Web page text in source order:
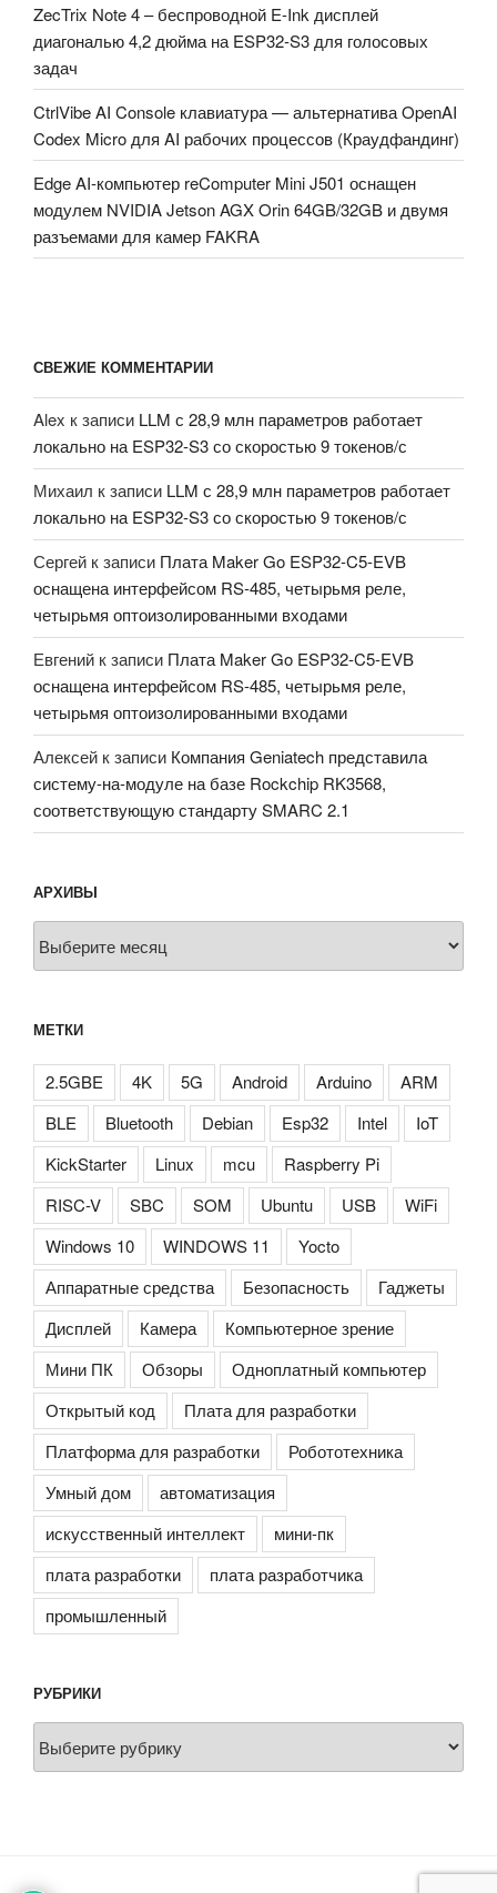
ZecTrix Note 4 – беспроводной E-Ink дисплей
диагональю 4,2 дюйма на ESP32-S3 для голосовых
задач
CtrlVibe AI Console клавиатура — альтернатива OpenAI
Codex Micro для AI рабочих процессов (Краудфандинг)
Edge AI-компьютер reComputer Mini J501 оснащен
модулем NVIDIA Jetson AGX Orin 64GB/32GB и двумя
разъемами для камер FAKRA
СВЕЖИЕ КОММЕНТАРИИ
Alex к записи LLM с 28,9 млн параметров работает
локально на ESP32-S3 со скоростью 9 токенов/с
Михаил к записи LLM с 28,9 млн параметров работает
локально на ESP32-S3 со скоростью 9 токенов/с
Сергей к записи Плата Maker Go ESP32-C5-EVB
оснащена интерфейсом RS-485, четырьмя реле,
четырьмя оптоизолированными входами
Евгений к записи Плата Maker Go ESP32-C5-EVB
оснащена интерфейсом RS-485, четырьмя реле,
четырьмя оптоизолированными входами
Алексей к записи Компания Geniatech представила
систему-на-модуле на базе Rockchip RK3568,
соответствующую стандарту SMARC 2.1
АРХИВЫ
МЕТКИ
2.5GBE 4K 5G Android Arduino
ARM
BLE
Bluetooth Debian Esp32 Intel
IoT
KickStarter
Linux mcu
Raspberry Pi
RISC-V
SBC SOM Ubuntu USB
WiFi
Windows 10
WINDOWS 11
Yocto
Аппаратные средства
Безопасность
Гаджеты
Дисплей
Камера
Компьютерное зрение
Мини ПК
Обзоры
Одноплатный компьютер
Открытый код
Плата для разработки
Платформа для разработки
Робототехника
Умный дом
автоматизация
искусственный интеллект
мини-пк
плата разработки
плата разработчика
промышленный
РУБРИКИ